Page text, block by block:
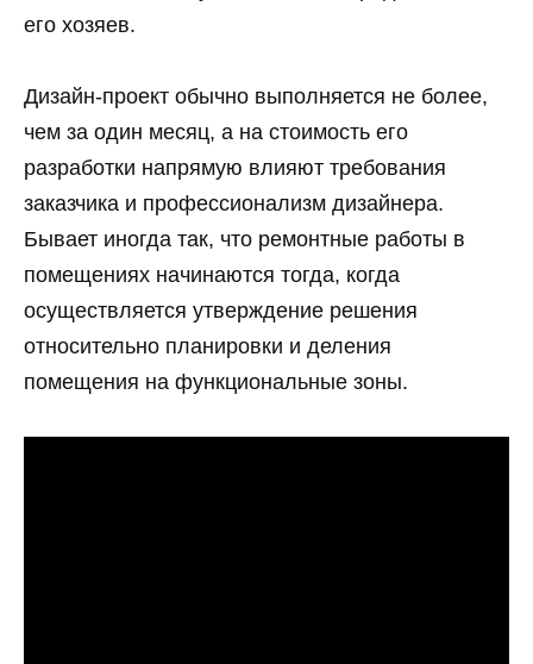
его хозяев.
Дизайн-проект обычно выполняется не более,
чем за один месяц, а на стоимость его
разработки напрямую влияют требования
заказчика и профессионализм дизайнера.
Бывает иногда так, что ремонтные работы в
помещениях начинаются тогда, когда
осуществляется утверждение решения
относительно планировки и деления
помещения на функциональные зоны.